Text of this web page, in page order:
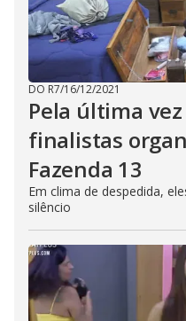
DO R7/16/12/2021
Pela última
finalistas
Fazenda 13
Em clima de despedida,
silêncio